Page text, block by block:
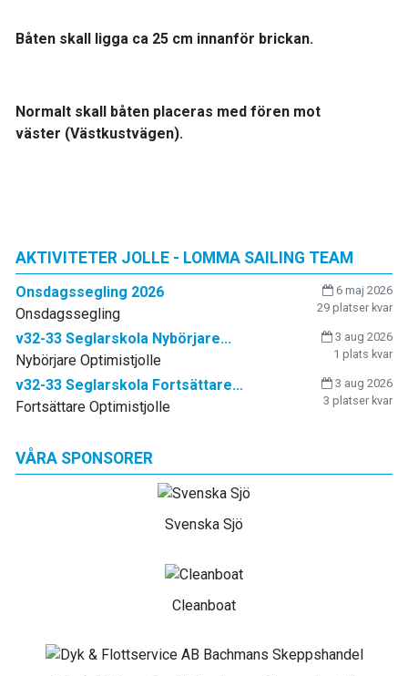
Båten skall ligga ca 25 cm innanför brickan.
Normalt skall båten placeras med fören mot
väster (Västkustvägen).
AKTIVITETER JOLLE - LOMMA SAILING TEAM
Onsdagssegling 2026
6 maj 2026
29 platser kvar
Onsdagssegling
v32-33 Seglarskola Nybörjare...
3 aug 2026
1 plats kvar
Nybörjare Optimistjolle
v32-33 Seglarskola Fortsättare...
3 aug 2026
3 platser kvar
Fortsättare Optimistjolle
VÅRA SPONSORER
Svenska Sjö
Cleanboat